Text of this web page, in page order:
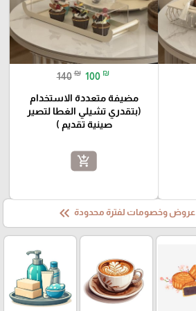
140 ₪ 100 ₪
مضيفة متعددة الاستخدام
(بتقدري تشيلي الغطا لتصير
صينية تقديم )
add_shopping_cart
عروض وخصومات لفترة محدودة keyboard_double_arrow_left